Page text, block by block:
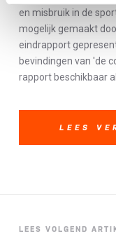
en misbruik in de
mogelijk gemaakt
eindrapport
bevindingen van 'de
rapport beschikbaar
LEES
LEES VOLGEND